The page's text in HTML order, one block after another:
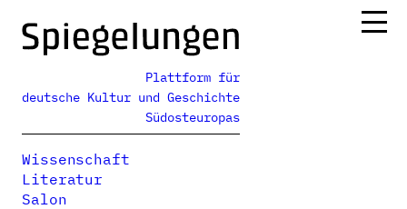
Inhalt
springen
Plattform für
deutsche Kultur und Geschichte
Südosteuropas
Wissenschaft
Literatur
Salon
Über uns
Podcasts